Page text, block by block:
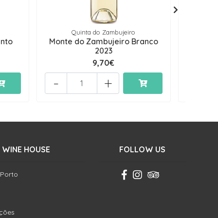
Quinta do Zambujeiro
Monte do Zambujeiro Branco
2023
9,70€
+
-
HOUSE FOLLOW US